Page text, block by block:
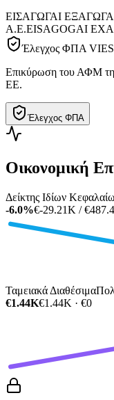
ΕΙΣΑΓΩΓΑΙ
Α.Ε.EISAGOGAI
Έλεγχος ΦΠΑ VIES
Επικύρωση του ΑΦΜ
ΕΕ.
Έλεγχος ΦΠΑ
Οικονομική
Δείκτης Ιδίων
-6.0%€-29.21K /
Ταμειακά Διαθέσιμα
€1.44K€1.44K · €0